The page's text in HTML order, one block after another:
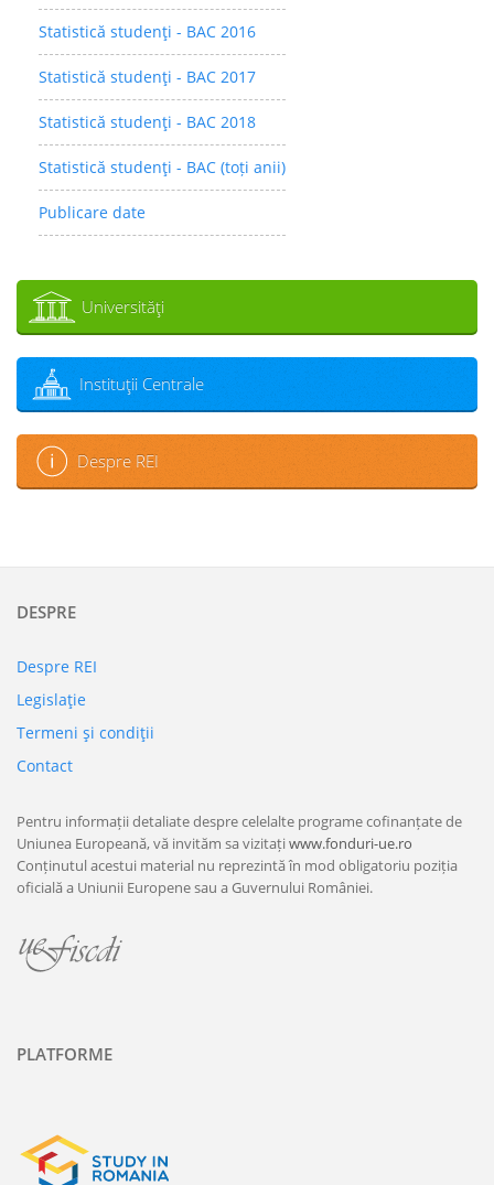
Statistică studenţi - BAC 2016
Statistică studenţi - BAC 2017
Statistică studenţi - BAC 2018
Statistică studenţi - BAC (toți anii)
Publicare date
Universităţi
Instituţii Centrale
Despre REI
DESPRE
Despre REI
Legislaţie
Termeni şi condiţii
Contact
Pentru informații detaliate despre celelalte programe cofinanțate de
Uniunea Europeană, vă invităm sa vizitațiwww.fonduri-ue.ro
Conținutul acestui material nu reprezintă în mod obligatoriu poziția
oficială a Uniunii Europene sau a Guvernului României.
PLATFORME